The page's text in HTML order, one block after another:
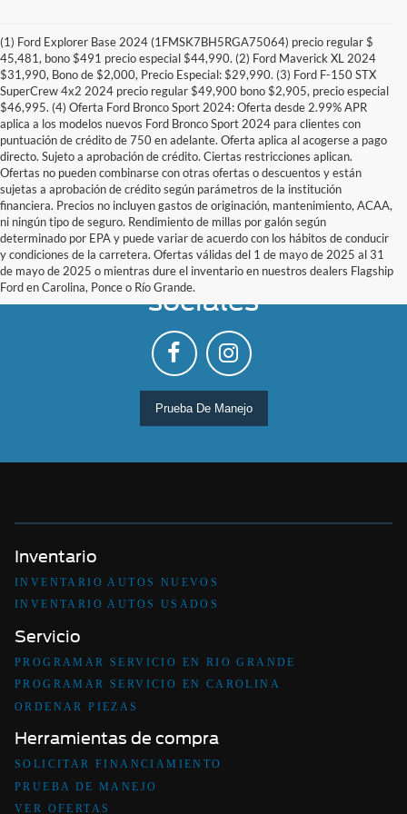
(1) Ford Explorer Base 2024 (1FMSK7BH5RGA75064) precio regular $
45,481, bono $491 precio especial $44,990. (2) Ford Maverick XL 2024
$31,990, Bono de $2,000, Precio Especial: $29,990. (3) Ford F-150 STX
SuperCrew 4x2 2024 precio regular $49,900 bono $2,905, precio especial
$46,995. (4) Oferta Ford Bronco Sport 2024: Oferta desde 2.99% APR
aplica a los modelos nuevos Ford Bronco Sport 2024 para clientes con
puntuación de crédito de 750 en adelante. Oferta aplica al acogerse a pago
directo. Sujeto a aprobación de crédito. Ciertas restricciones aplican.
Ofertas no pueden combinarse con otras ofertas o descuentos y están
sujetas a aprobación de crédito según parámetros de la institución
financiera. Precios no incluyen gastos de originación, mantenimiento, ACAA,
ni ningún tipo de seguro. Rendimiento de millas por galón según
determinado por EPA y puede variar de acuerdo con los hábitos de conducir
y condiciones de la carretera. Ofertas válidas del 1 de mayo de 2025 al 31
de mayo de 2025 o mientras dure el inventario en nuestros dealers Flagship
Ford en Carolina, Ponce o Río Grande.
Síguenos en las redes
sociales
Prueba De Manejo
Inventario
INVENTARIO AUTOS NUEVOS
INVENTARIO AUTOS USADOS
Servicio
PROGRAMAR SERVICIO EN RIO GRANDE
PROGRAMAR SERVICIO EN CAROLINA
ORDENAR PIEZAS
Herramientas de compra
SOLICITAR FINANCIAMIENTO
PRUEBA DE MANEJO
VER OFERTAS